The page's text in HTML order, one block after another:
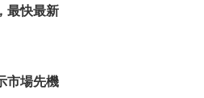
最快最新
市場先機